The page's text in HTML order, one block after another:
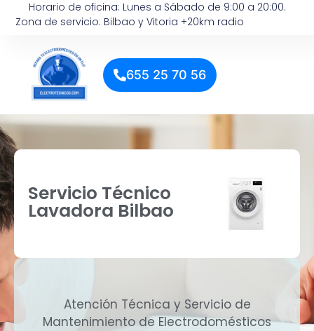
Horario de oficina: Lunes a Sábado de 9:00 a 20:00.
Zona de servicio: Bilbao y Vitoria +20km radio
655 25 70 56
Servicio Técnico
Lavadora Bilbao
Atención Técnica y Servicio de
Mantenimiento de Electrodomésticos